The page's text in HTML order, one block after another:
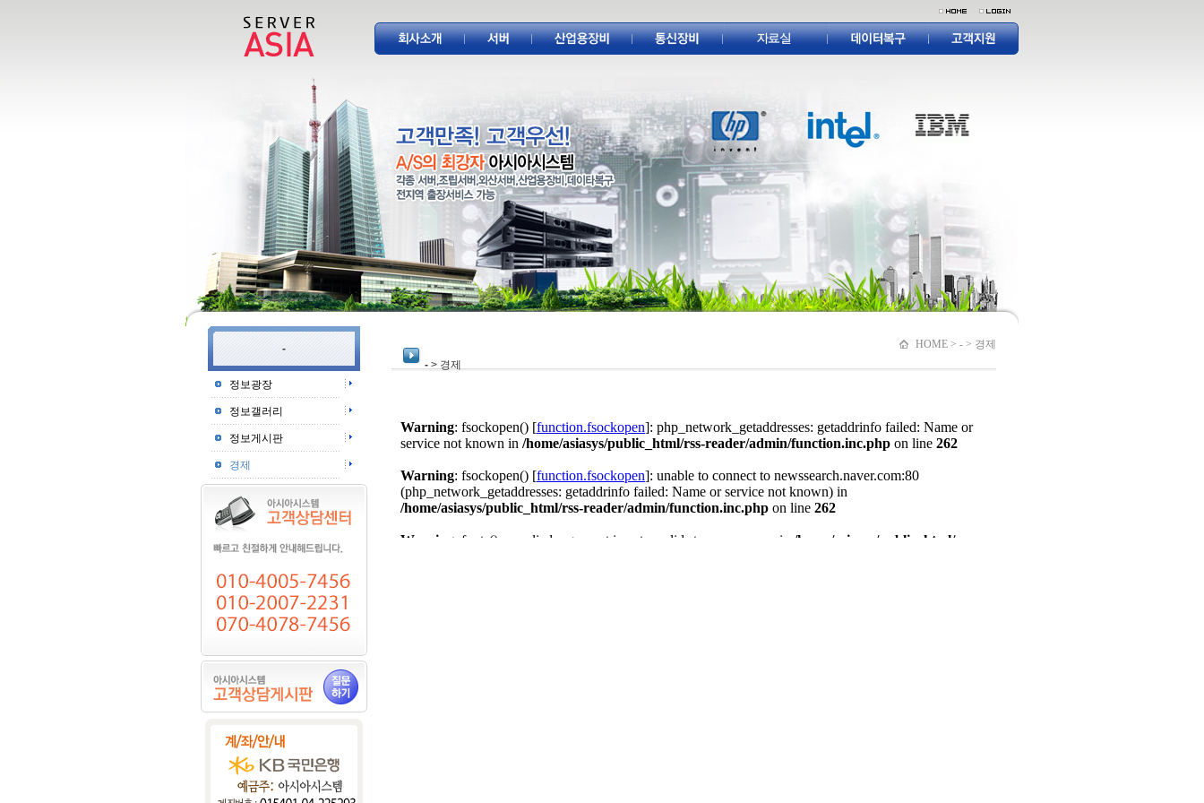
-
정보광장
정보갤러리
정보게시판
경제
HOME > - > 경제
- > 경제